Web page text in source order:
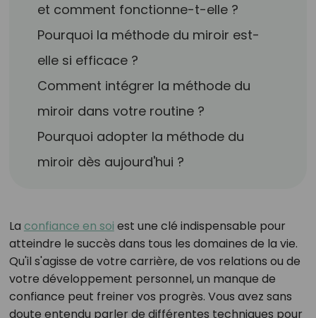
et comment fonctionne-t-elle ?
Pourquoi la méthode du miroir est-
elle si efficace ?
Comment intégrer la méthode du
miroir dans votre routine ?
Pourquoi adopter la méthode du
miroir dès aujourd'hui ?
La confiance en soi est une clé indispensable pour
atteindre le succès dans tous les domaines de la vie.
Qu'il s'agisse de votre carrière, de vos relations ou de
votre développement personnel, un manque de
confiance peut freiner vos progrès. Vous avez sans
doute entendu parler de différentes techniques pour